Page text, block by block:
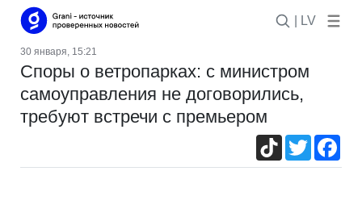
| LV
30 января, 15:21
Споры о ветропарках: с министром
самоуправления не договорились,
требуют встречи с премьером
TikTokTwitter